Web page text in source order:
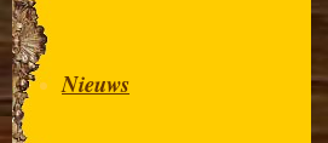
Nieuws